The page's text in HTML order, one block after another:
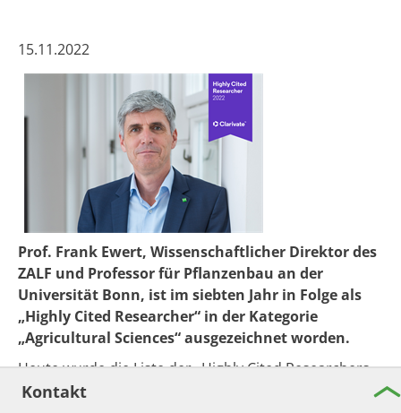
15.11.2022
Prof. Frank Ewert, Wissenschaftlicher Direktor des
ZALF und Professor für Pflanzenbau an der
Universität Bonn, ist im siebten Jahr in Folge als
„Highly Cited Researcher“ in der Kategorie
„Agricultural Sciences“ ausgezeichnet worden.
Heute wurde die Liste der „Highly Cited Researchers
2022“ veröffentlicht. Dabei handelt es sich um
Kontakt